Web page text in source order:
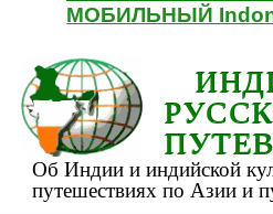
МОБИЛЬНЫЙ
Об Индии и индийской
путешествиях по Азии и